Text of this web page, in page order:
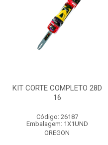
KIT CORTE COMPLETO 28D
16
Código: 26187
Embalagem: 1X1UND
OREGON